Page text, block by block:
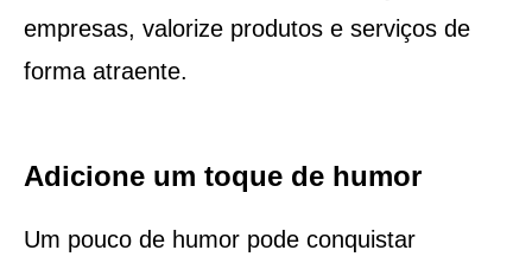
empresas, valorize produtos e serviços de
forma atraente.
Adicione um toque de humor
Um pouco de humor pode conquistar